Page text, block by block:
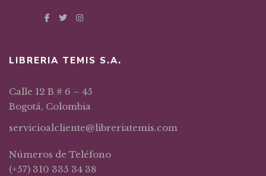
LIBRERIA TEMIS S.A.
Calle 12 B # 6 – 45
Bogotá, Colombia
servicioalcliente@libreriatemis.com
Números de Teléfono
(+57) 310 335 34 38